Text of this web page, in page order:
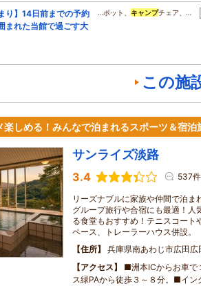
り】14日前までの予約
まれた当館で過ごす大
…ポット、 キャンプチェア、…
この施
楽しめる！みんなで泊まれるスポーツ＆宿泊
サンライズ淡路
3.4 537件
リーズナブルに家族や仲間で泊ま
グループ旅行や合宿にも最適！人
る食堂もおすすめ！テニスコート
ペース、トレーラーハウス併設。
住所
兵庫県南あわじ市広田
アクセス
■洲本ICからお車
ス緑PAから徒歩３～８分。■イン